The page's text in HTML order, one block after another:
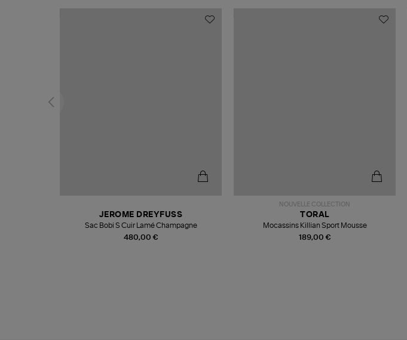
480,00 €
JEROME DREYFUSS
Sac Bobi S Cuir Lamé Champagne
NOUVELLE COLLECTION
189,00 €
TORAL
Mocassins Killian Sport Mousse